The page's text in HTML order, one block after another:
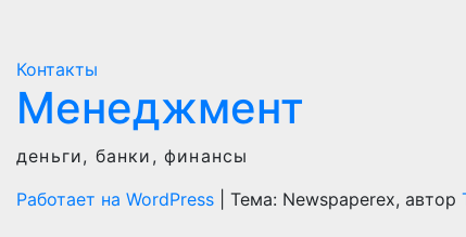
Контакты
Менеджмент
деньги, банки, финансы
Работает на WordPress
Тема: Newspaperex, автор